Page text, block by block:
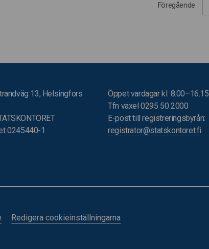
Föregående
13, Helsingfors
0245440-1
Öppet vardagar kl. 8.00–16.15
Tfn växel 0295 50 2000
E-post till registreringsbyrån:
registrator@statskontoret.fi
Redigera cookieinställningarna